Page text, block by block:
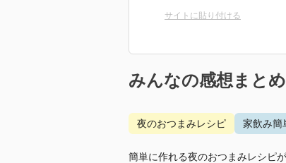
サイトに貼り付ける
みんなの感想まとめ
夜のおつまみレシピ 家飲み簡
簡単に作れる夜のおつまみレシピ